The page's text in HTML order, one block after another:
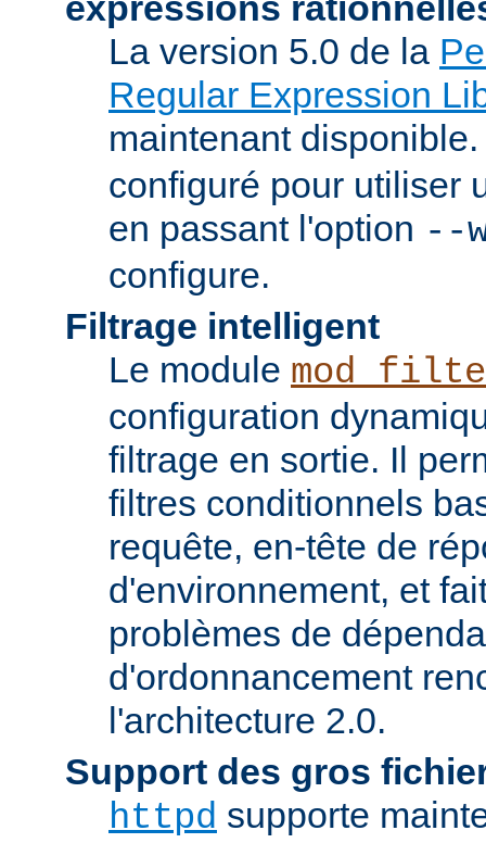
La version 5.0 de la
Regular Expression
maintenant
configuré pour utiliser
en passant l'option --
configure.
Filtrage intelligent
Le module
configuration
filtrage en sortie. Il
filtres conditionnels
requête, en-tête de
d'environnement, et
problèmes de
d'ordonnancement
l'architecture 2.0.
Support des gros
httpd supporte